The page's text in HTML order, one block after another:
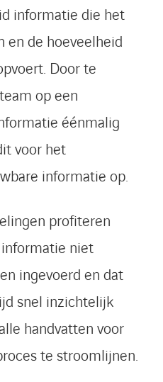
informatie die het
en de hoeveelheid
Door te
op een
éénmalig
voor het
informatie op.
profiteren
niet
ingevoerd en dat
snel inzichtelijk
handvatten voor
te stroomlijnen.